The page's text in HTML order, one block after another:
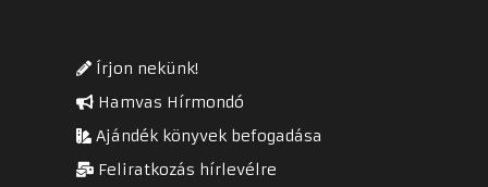
Írjon nekünk!
Hamvas Hírmondó
Ajándék könyvek befogadása
Feliratkozás hírlevélre